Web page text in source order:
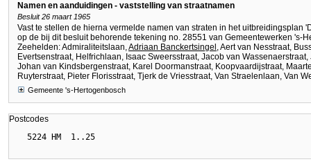
Namen en aanduidingen - vaststelling van straatnamen
Besluit 26 maart 1965
Vast te stellen de hierna vermelde namen van straten in het uitbreidingsplan
op de bij dit besluit behorende tekening no. 28551 van Gemeentewerken 's-
Zeehelden: Admiraliteitslaan,Adriaan Banckertsingel , Aert van Nesstraat,
Evertsenstraat, Helfrichlaan, Isaac Sweersstraat, Jacob van
Johan van Kindsbergenstraat, Karel Doormanstraat, Koopvaardijstraat,
Ruyterstraat, Pieter Florisstraat, Tjerk de Vriesstraat, Van Straelenlaan, Van
Gemeente 's-Hertogenbosch
Postcodes